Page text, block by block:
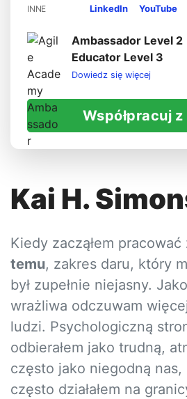
INNE LinkedIn YouTube
Ambassador Level 2
Educator Level 3
Dowiedz się więcej
Współpracuj z
Kai H.
Kiedy zacząłem pracować
temu, zakres daru, który
był zupełnie niejasny.
wrażliwa odczuwam
ludzi. Psychologiczną
odbierałem jako trudną,
często jako niegodną
często działałem na